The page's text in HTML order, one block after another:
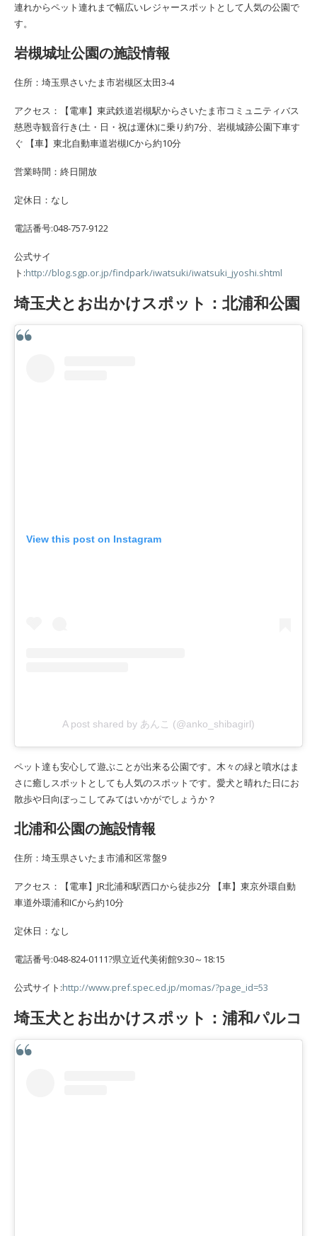
連れからペット連れまで幅広いレジャースポットとして人気の公園で
す。
岩槻城址公園の施設情報
住所：埼玉県さいたま市岩槻区太田3-4
アクセス：【電車】東武鉄道岩槻駅からさいたま市コミュニティバス
慈恩寺観音行き(土・日・祝は運休)に乗り約7分、岩槻城跡公園下車す
ぐ 【車】東北自動車道岩槻ICから約10分
営業時間：終日開放
定休日：なし
電話番号:048-757-9122
公式サイ
ト:http://blog.sgp.or.jp/findpark/iwatsuki/iwatsuki_jyoshi.shtml
埼玉犬とお出かけスポット：北浦和公園
View this post on Instagram
A post shared by あんこ (@anko_shibagirl)
ペット達も安心して遊ぶことが出来る公園です。木々の緑と噴水はま
さに癒しスポットとしても人気のスポットです。愛犬と晴れた日にお
散歩や日向ぼっこしてみてはいかがでしょうか？
北浦和公園の施設情報
住所：埼玉県さいたま市浦和区常盤9
アクセス：【電車】JR北浦和駅西口から徒歩2分 【車】東京外環自動
車道外環浦和ICから約10分
定休日：なし
電話番号:048-824-0111?県立近代美術館9:30～18:15
公式サイト:http://www.pref.spec.ed.jp/momas/?page_id=53
埼玉犬とお出かけスポット：浦和パルコ